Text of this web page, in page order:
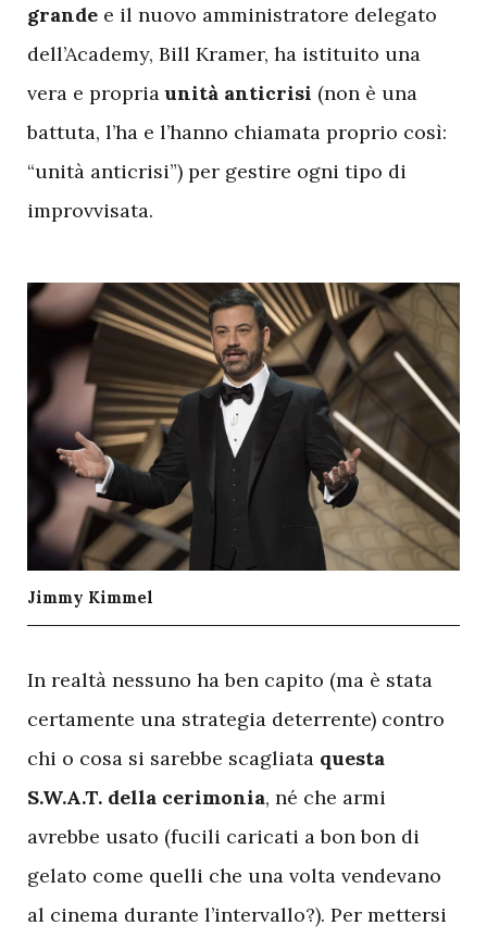
grande e il nuovo amministratore delegato
dell’Academy, Bill Kramer, ha istituito una
vera e propriaunità anticrisi (non è una
battuta, l’ha e l’hanno chiamata proprio così:
“unità anticrisi”) per gestire ogni tipo di
improvvisata.
Jimmy Kimmel
In realtà nessuno ha ben capito (ma è stata
certamente una strategia deterrente) contro
chi o cosa si sarebbe scagliata questa
S.W.A.T. della cerimonia, né che armi
avrebbe usato (fucili caricati a bon bon di
gelato come quelli che una volta vendevano
al cinema durante l’intervallo?). Per mettersi